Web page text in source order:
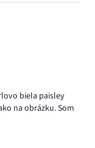
biela paisley
na obrázku. Som